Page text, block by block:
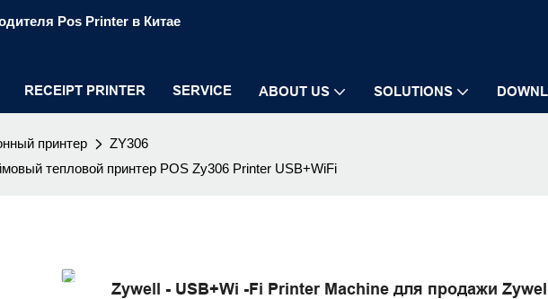
Pos Printer в Китае
RECEIPT PRINTER SERVICE ABOUT US SOLUTIONS
принтер
ZY306
тепловой принтер POS Zy306 Printer USB+WiFi
Zywell - USB+Wi -Fi Printer Machine для продажи